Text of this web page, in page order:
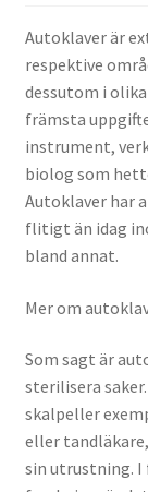
Smarta
Vilket snabblån
Autoklaver är
respektive
dessutom i
främsta
instrument,
biolog som
Autoklaver har
flitigt än idag
bland annat.
Mer om
Som sagt är
sterilisera
skalpeller
eller
sin utrustning.